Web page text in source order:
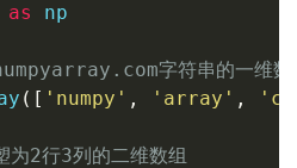
as np
字符串的一维数
( [ 'numpy' , 'array' ,
2行3列的二维数组